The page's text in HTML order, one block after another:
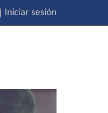
Iniciar sesión